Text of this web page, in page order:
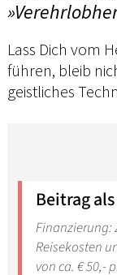
Lass Dich vom
führen, bleib
geistliches